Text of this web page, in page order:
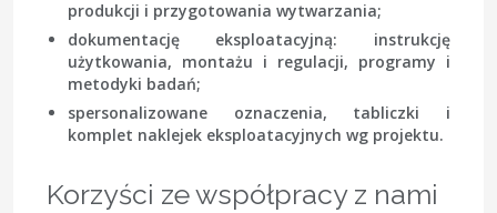
produkcji i przygotowania wytwarzania;
dokumentację eksploatacyjną: instrukcję
użytkowania, montażu i regulacji, programy i
metodyki badań;
spersonalizowane oznaczenia, tabliczki i
komplet naklejek eksploatacyjnych wg projektu.
Korzyści ze współpracy z nami